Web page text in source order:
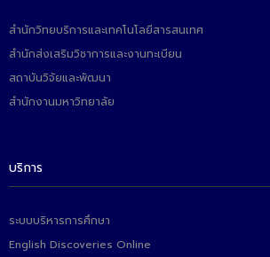
สำนักวิทยบริการและเทคโนโลยีสารสนเทศ
สำนักส่งเสริมวิชาการและงานทะเบียน
สถาบันวิจัยและพัฒนา
สำนักงานมหาวิทยาลัย
บริการ
ระบบบริหารการศึกษา
English Discoveries Online